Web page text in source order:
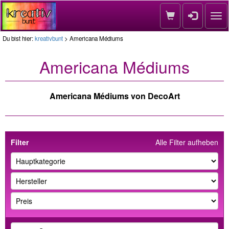
Du bist hier:kreativbunt > Americana Médiums
Americana Médiums
Americana Médiums von DecoArt
Alle Filter aufheben
Filter